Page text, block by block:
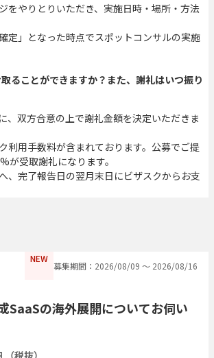
をやりとりいただき、実施日時・場所・方法
定」となった時点でスポットコンサルの実施
ることができますか？また、謝礼はいつ振り
、双方合意の上で謝礼金額を決定いただきま
利用手数料が含まれております。公募でご提
が受取謝礼になります。
、完了報告日の翌月末日にビザスクからお支
NEW
募集期間：2026/08/09 〜 2026/08/16
SaaSの海外展開についてお伺い
税抜）